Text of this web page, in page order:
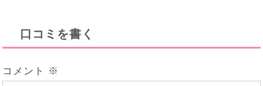
口コミを書く
コメント ※